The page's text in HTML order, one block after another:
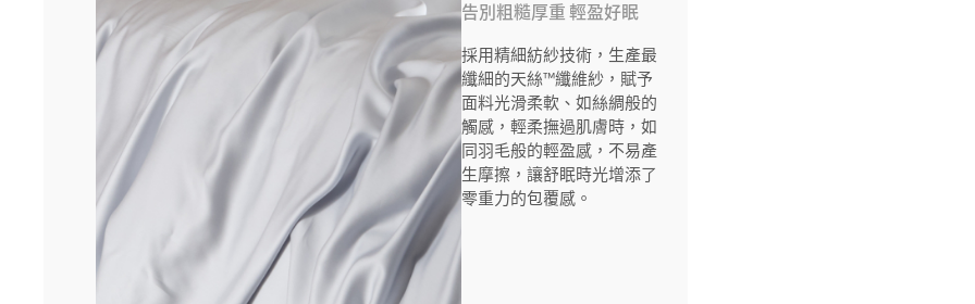
告別粗糙厚重 輕盈好眠
採用精細紡紗技術，生產最
纖細的天絲™纖維紗，賦予
面料光滑柔軟、如絲綢般的
觸感，輕柔撫過肌膚時，如
同羽毛般的輕盈感，不易產
生摩擦，讓舒眠時光增添了
零重力的包覆感。